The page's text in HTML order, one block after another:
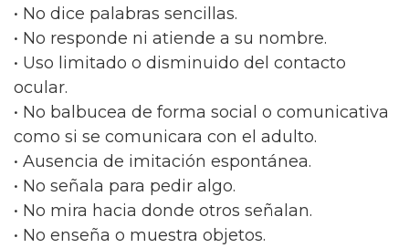
• No dice palabras sencillas.
• No responde ni atiende a su nombre.
• Uso limitado o disminuido del contacto
ocular.
• No balbucea de forma social o comunicativa
como si se comunicara con el adulto.
• Ausencia de imitación espontánea.
• No señala para pedir algo.
• No mira hacia donde otros señalan.
• No enseña o muestra objetos.